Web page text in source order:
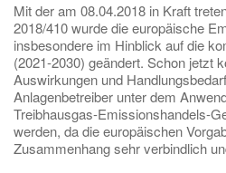
Mit der am 08.04.2018 in Kraft
2018/410 wurde die europäische
insbesondere im Hinblick auf die
(2021-2030) geändert. Schon jetzt
Auswirkungen und
Anlagenbetreiber unter dem
Treibhausgas-Emissionshandels-
werden, da die europäischen
Zusammenhang sehr verbindlich